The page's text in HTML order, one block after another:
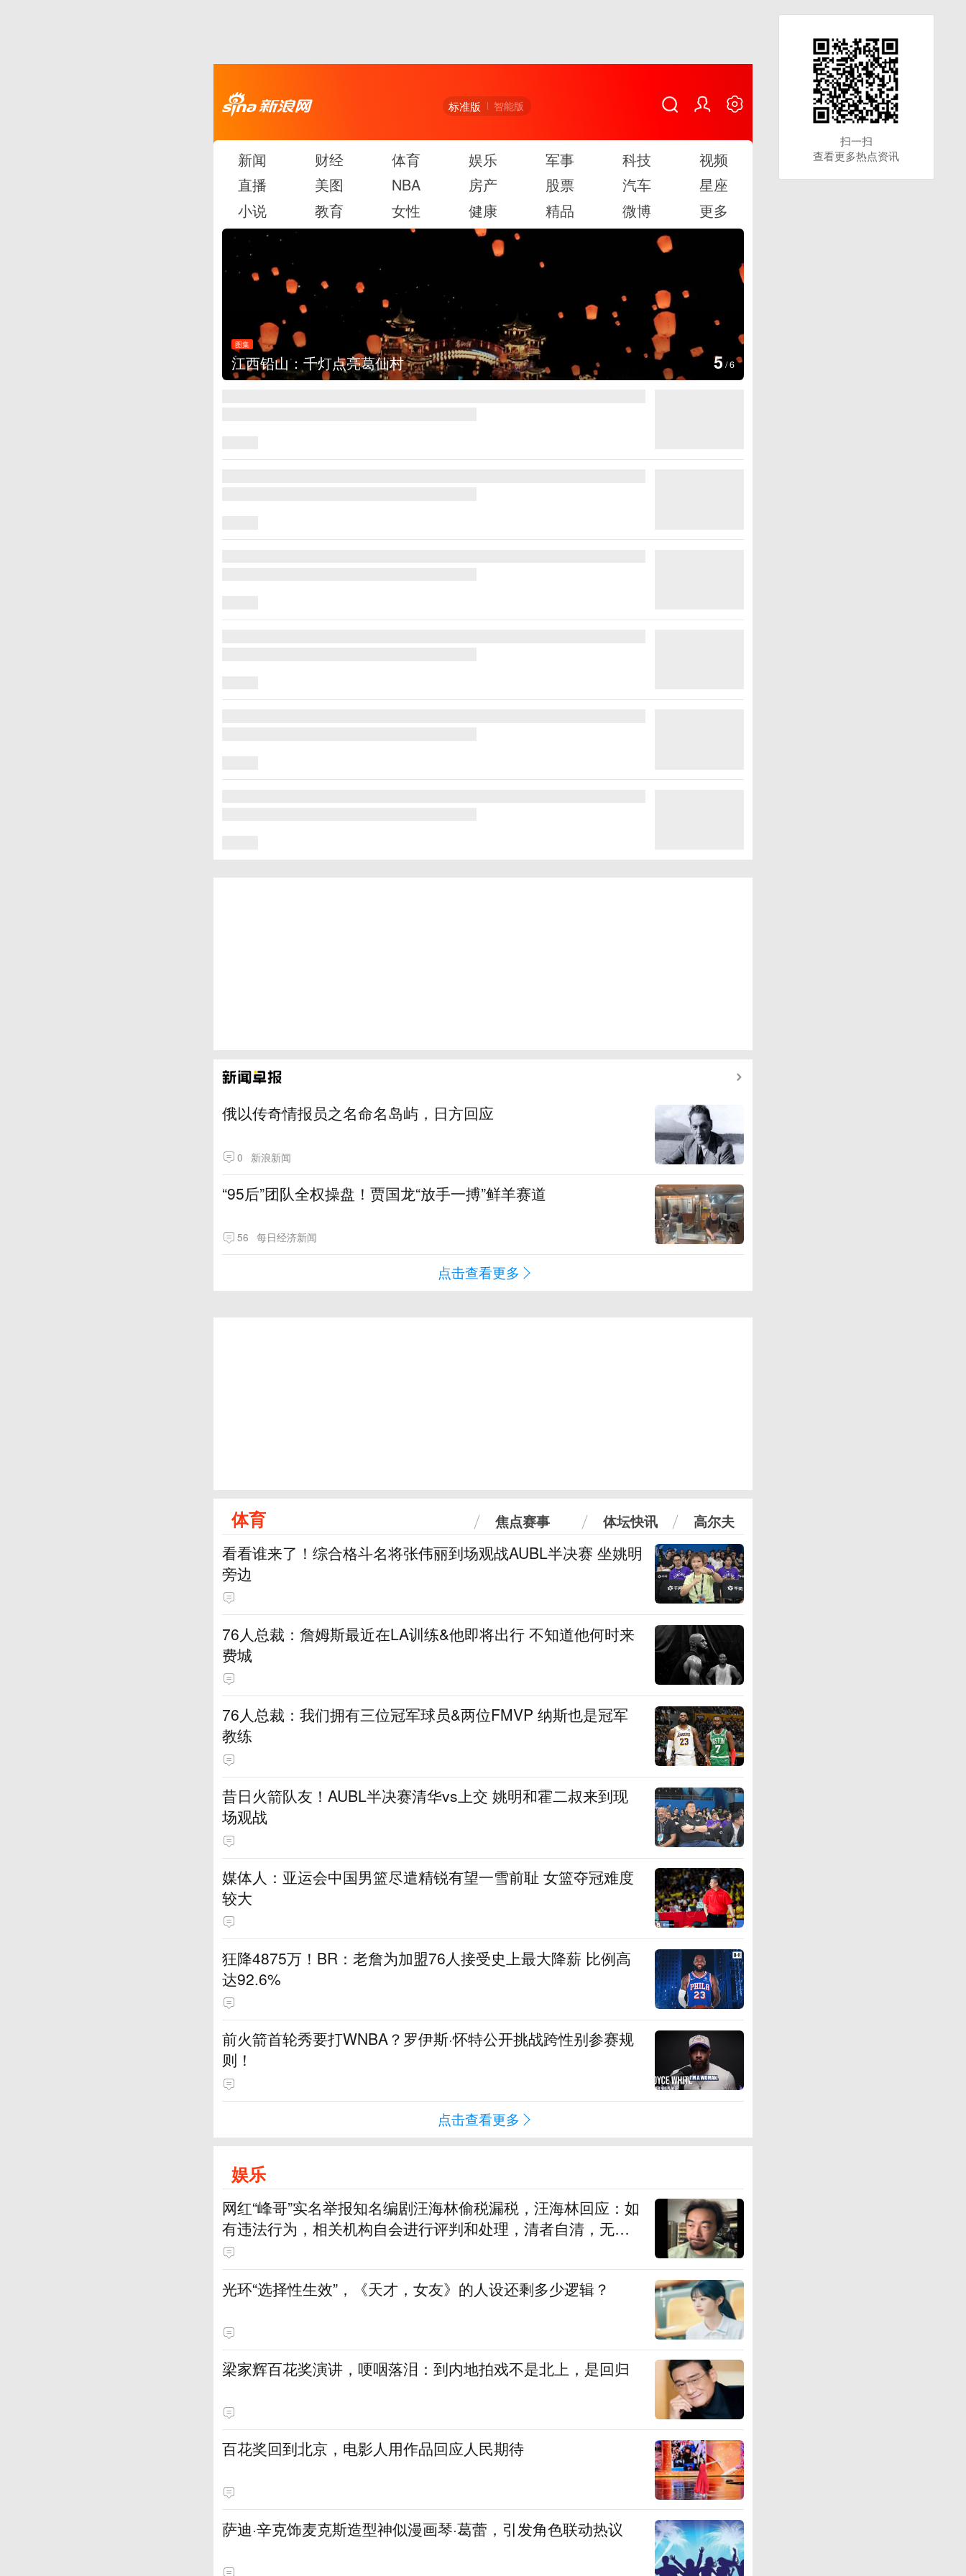
标准版 智能版
新闻 财经 体育 娱乐 军事 科技
视频
直播
美图 NBA 房产 股票 汽车
星座
小说
教育 女性 健康 精品 微博 更多
图集
江西铅山：千灯点亮葛仙村 5/6
俄以传奇情报员之名命名岛屿，日方回应
0 新浪新闻
“95后”团队全权操盘！贾国龙“放手一搏”鲜羊赛道
56 每日经济新闻
点击查看更多
体育 焦点赛事 体坛快讯 高尔夫
看看谁来了！综合格斗名将张伟丽到场观战AUBL半决赛 坐姚明
旁边
76人总裁：詹姆斯最近在LA训练&他即将出行 不知道他何时来
费城
76人总裁：我们拥有三位冠军球员&两位FMVP 纳斯也是冠军
教练
昔日火箭队友！AUBL半决赛清华vs上交 姚明和霍二叔来到现
场观战
媒体人：亚运会中国男篮尽遣精锐有望一雪前耻 女篮夺冠难度
较大
狂降4875万！BR：老詹为加盟76人接受史上最大降薪 比例高
达92.6%
前火箭首轮秀要打WNBA？罗伊斯·怀特公开挑战跨性别参赛规
则！
点击查看更多
娱乐
网红“峰哥”实名举报知名编剧汪海林偷税漏税，汪海林回应：如
有违法行为，相关机构自会进行评判和处理，清者自清，无需
一一回应
光环“选择性生效”，《天才，女友》的人设还剩多少逻辑？
梁家辉百花奖演讲，哽咽落泪：到内地拍戏不是北上，是回归
百花奖回到北京，电影人用作品回应人民期待
萨迪·辛克饰麦克斯造型神似漫画琴·葛蕾，引发角色联动热议
扫一扫
查看更多热点资讯
扫一扫
查看更多热点资讯